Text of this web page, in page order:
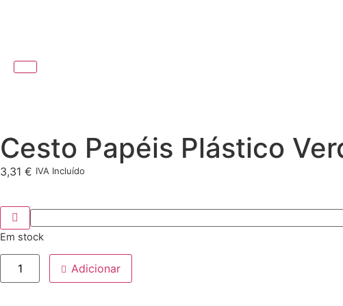
Cesto Papéis Plástico
3,31 € IVA Incluído
Em stock
Adicionar